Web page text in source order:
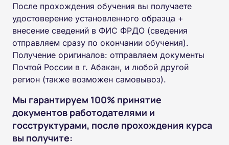
После прохождения обучения вы получаете
удостоверение установленного образца +
внесение сведений в ФИС ФРДО (сведения
отправляем сразу по окончании обучения).
Получение оригиналов: отправляем документы
Почтой России в г. Абакан, и любой другой
регион (также возможен самовывоз).
Мы гарантируем 100% принятие
документов работодателями и
госструктурами, после прохождения курса
вы получите: